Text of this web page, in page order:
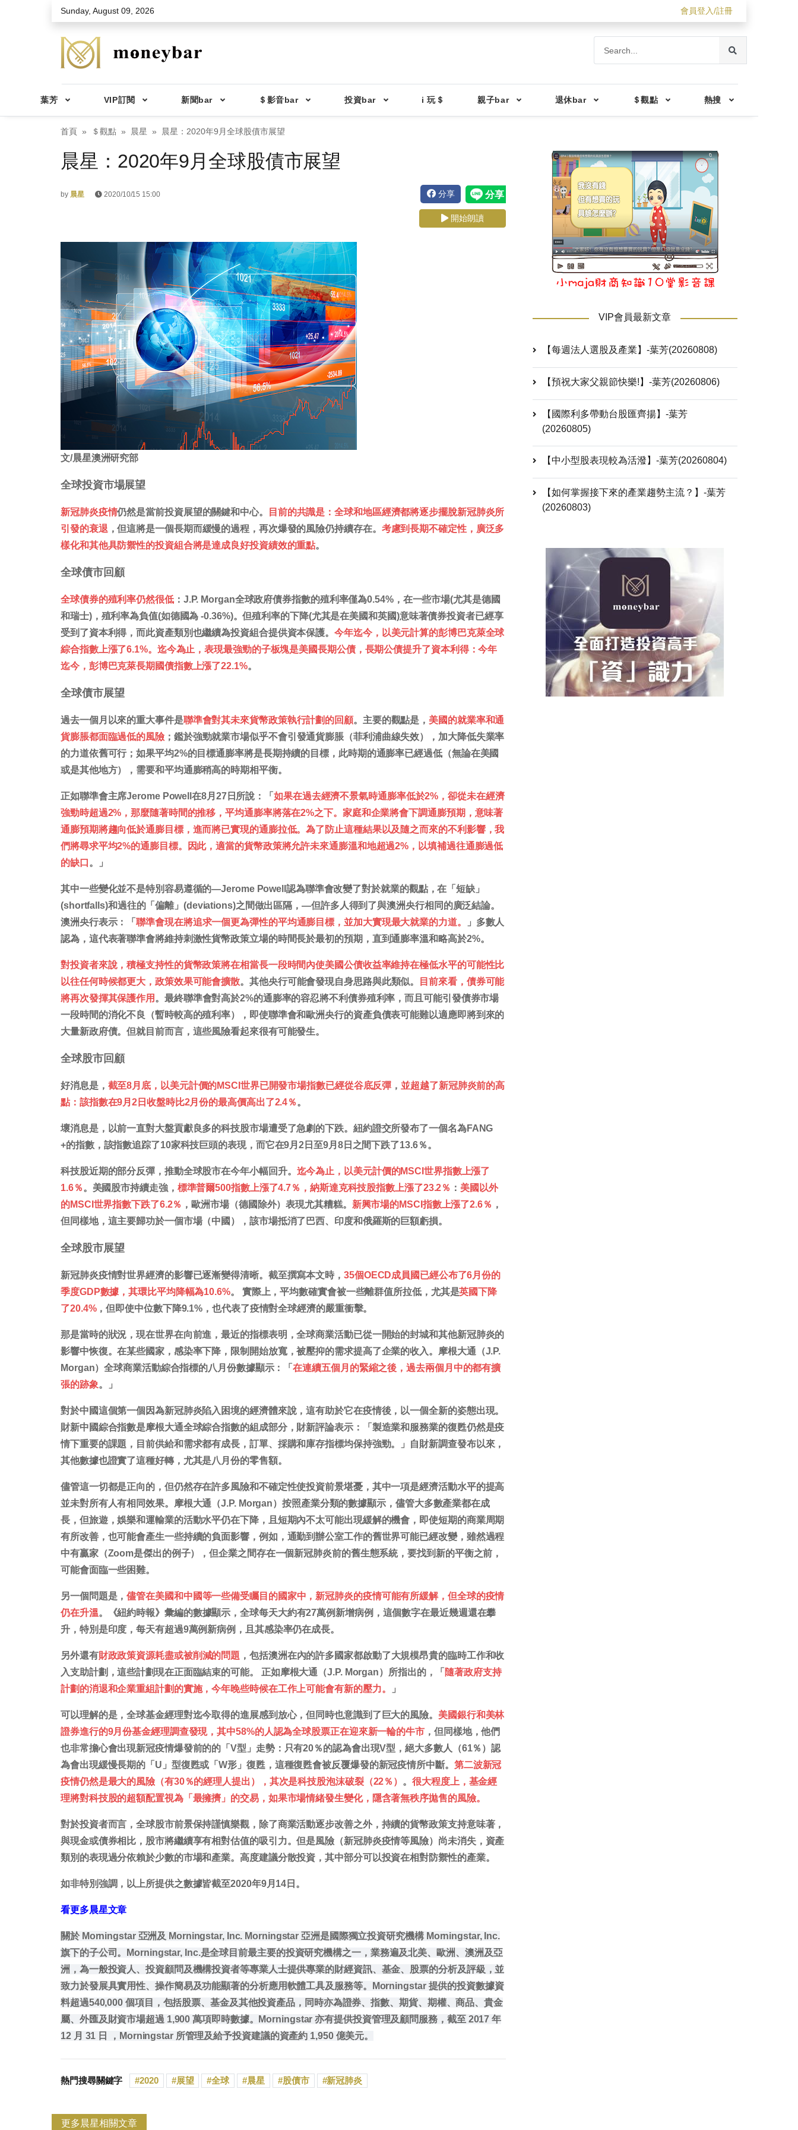
Skip to main contentSunday, August 09, 2026 會員登入/註冊
葉芳 VIP訂閱 新聞bar ＄影音bar 投資bar i 玩＄ 親子bar 退休bar ＄觀點 熱搜
首頁 ＄觀點 晨星 晨星：2020年9月全球股債市展望
晨星：2020年9月全球股債市展望
by 晨星 2020/10/15 15:00 分享
開始朗讀
文/晨星澳洲研究部
全球投資市場展望
新冠肺炎疫情仍然是當前投資展望的關鍵和中心。
目前的共識是：全球和地區經濟都將逐步擺脫新冠肺炎所
引發的衰退 ，但這將是一個長期而緩慢的過程，再次爆發的風險仍持續存在。 考慮到長期不確定性，廣泛多
樣化和其他具防禦性的投資組合將是達成良好投資績效的重點。
全球債市回顧
全球債券的殖利率仍然很低：J.P. Morgan全球政府債券指數的殖利率僅為0.54%，在一些市場(尤其是德國
和瑞士)，殖利率為負值(如德國為 -0.36%)。但殖利率的下降(尤其是在美國和英國)意味著債券投資者已經享
受到了資本利得，而此資產類別也繼續為投資組合提供資本保護。今年迄今，以美元計算的彭博巴克萊全球
綜合指數上漲了6.1%。迄今為止，表現最強勁的子板塊是美國長期公債，長期公債提升了資本利得：今年
迄今，彭博巴克萊長期國債指數上漲了22.1%。
全球債市展望
過去一個月以來的重大事件是聯準會對其未來貨幣政策執行計劃的回顧。主要的觀點是， 美國的就業率和通
貨膨脹都面臨過低的風險；鑑於強勁就業市場似乎不會引發通貨膨脹（菲利浦曲線失效），加大降低失業率
的力道依舊可行；如果平均2%的目標通膨率將是長期持續的目標，此時期的通膨率已經過低（無論在美國
或是其他地方），需要和平均通膨稍高的時期相平衡。
正如聯準會主席Jerome Powell在8月27日所說： 「如果在過去經濟不景氣時通膨率低於2%，卻從未在經濟
強勁時超過2%，那麼隨著時間的推移，平均通膨率將落在2%之下。家庭和企業將會下調通膨預期，意味著
通膨預期將趨向低於通膨目標，進而將已實現的通膨拉低。為了防止這種結果以及隨之而來的不利影響，我
們將尋求平均2%的通膨目標。因此，適當的貨幣政策將允許未來通膨溫和地超過2%，以填補過往通膨過低
的缺口 。」
其中一些變化並不是特別容易遵循的—Jerome Powell認為聯準會改變了對於就業的觀點，在「短缺」
(shortfalls)和過往的「偏離」(deviations)之間做出區隔，—但許多人得到了與澳洲央行相同的廣泛結論。
澳洲央行表示：
「聯準會現在將追求一個更為彈性的平均通膨目標，並加大實現最大就業的力道。
」多數人
認為，這代表著聯準會將維持刺激性貨幣政策立場的時間長於最初的預期，直到通膨率溫和略高於2%。
對投資者來說，積極支持性的貨幣政策將在相當長一段時間內使美國公債收益率維持在極低水平的可能性比
以往任何時候都更大，政策效果可能會擴散。其他央行可能會發現自身思路與此類似。
目前來看，債券可能
將再次發揮其保護作用 。最終聯準會對高於2%的通膨率的容忍將不利債券殖利率，而且可能引發債券市場
一段時間的消化不良（暫時較高的殖利率），即使聯準會和歐洲央行的資產負債表可能難以適應即將到來的
大量新政府債。但就目前而言，這些風險看起來很有可能發生。
全球股市回顧
好消息是， 截至8月底，以美元計價的MSCI世界已開發市場指數已經從谷底反彈 ， 並超越了新冠肺炎前的高
點：該指數在9月2日收盤時比2月份的最高價高出了2.4％ 。
壞消息是，以前一直對大盤貢獻良多的科技股市場遭受了急劇的下跌。紐約證交所發布了一個名為FANG
+的指數，該指數追踪了10家科技巨頭的表現，而它在9月2日至9月8日之間下跌了13.6％。
科技股近期的部分反彈，推動全球股市在今年小幅回升。 迄今為止，以美元計價的MSCI世界指數上漲了
1.6％ 。美國股市持續走強， 標準普爾500指數上漲了4.7％，納斯達克科技股指數上漲了23.2％ ： 美國以外
的MSCI世界指數下跌了6.2％ ，歐洲市場（德國除外）表現尤其糟糕。 新興市場的MSCI指數上漲了2.6％ ，
但同樣地，這主要歸功於一個市場（中國），該市場抵消了巴西、印度和俄羅斯的巨額虧損。
全球股市展望
新冠肺炎疫情對世界經濟的影響已逐漸變得清晰。截至撰寫本文時， 35個OECD成員國已經公布了6月份的
季度GDP數據，其環比平均降幅為10.6%。 實際上，平均數確實會被一些離群值所拉低，尤其是英國下降
了20.4%，但即使中位數下降9.1%，也代表了疫情對全球經濟的嚴重衝擊。
那是當時的狀況，現在世界在向前進，最近的指標表明，全球商業活動已從一開始的封城和其他新冠肺炎的
影響中恢復。在某些國家，感染率下降，限制開始放寬，被壓抑的需求提高了企業的收入。 摩根大通（J.P.
Morgan）全球商業活動綜合指標的八月份數據顯示：
「在連續五個月的緊縮之後，過去兩個月中的都有擴
張的跡象。」
對於中國這個第一個因為新冠肺炎陷入困境的經濟體來說，這有助於它在疫情後，以一個全新的姿態出現。
財新中國綜合指數是摩根大通全球綜合指數的組成部分，財新評論表示：「製造業和服務業的復甦仍然是疫
情下重要的課題，目前供給和需求都有成長，訂單、採購和庫存指標均保持強勁。」自財新調查發布以來，
其他數據也證實了這種好轉，尤其是八月份的零售額。
儘管這一切都是正向的，但仍然存在許多風險和不確定性使投資前景堪憂，其中一項是經濟活動水平的提高
並未對所有人有相同效果。摩根大通（J.P. Morgan）按照產業分類的數據顯示，儘管大多數產業都在成
長，但旅遊，娛樂和運輸業的活動水平仍在下降，且短期內不太可能出現緩解的機會，即使短期的商業周期
有所改善，也可能會產生一些持續的負面影響，例如，通勤到辦公室工作的舊世界可能已經改變，雖然過程
中有贏家（Zoom是傑出的例子），但企業之間存在一個新冠肺炎前的舊生態系統，要找到新的平衡之前，
可能會面臨一些困難。
另一個問題是，儘管在美國和中國等一些備受矚目的國家中，新冠肺炎的疫情可能有所緩解，但全球的疫情
仍在升溫。《紐約時報》彙編的數據顯示，全球每天大約有27萬例新增病例，這個數字在最近幾週還在攀
升，特別是印度，每天有超過9萬例新病例，且其感染率仍在成長。
另外還有財政政策資源耗盡或被削減的問題 ，包括澳洲在內的許多國家都啟動了大規模昂貴的臨時工作和收
入支助計劃，這些計劃現在正面臨結束的可能。 正如摩根大通（J.P. Morgan）所指出的，「 隨著政府支持
計劃的消退和企業重組計劃的實施，今年晚些時候在工作上可能會有新的壓力。
」
可以理解的是，全球基金經理對迄今取得的進展感到放心，但同時也意識到了巨大的風險。 美國銀行和美林
證券進行的9月份基金經理調查發現，其中58%的人認為全球股票正在迎來新一輪的牛市 ，但同樣地，他們
也非常擔心會出現新冠疫情爆發前的的「V型」走勢：只有20％的認為會出現V型，絕大多數人（61％）認
為會出現緩慢長期的「U」型復甦或「W形」復甦，這種復甦會被反覆爆發的新冠疫情所中斷。 第二波新冠
疫情仍然是最大的風險（有30％的經理人提出），其次是科技股泡沫破裂（22％）
。很大程度上，基金經
理將對科技股的超額配置視為「最擁擠」的交易，如果市場情緒發生變化，隱含著無秩序拋售的風險。
對於投資者而言，全球股市前景保持謹慎樂觀，除了商業活動逐步改善之外，持續的貨幣政策支持意味著，
與現金或債券相比，股市將繼續享有相對估值的吸引力。但是風險（新冠肺炎疫情等風險）尚未消失，資產
類別的表現過分依賴於少數的市場和產業。高度建議分散投資，其中部分可以投資在相對防禦性的產業。
如非特別強調，以上所提供之數據皆截至2020年9月14日。
看更多晨星文章
關於 Morningstar 亞洲及 Morningstar, Inc. Morningstar 亞洲是國際獨立投資研究機構 Morningstar, Inc.
旗下的子公司。Morningstar, Inc.是全球目前最主要的投資研究機構之一，業務遍及北美、歐洲、澳洲及亞
洲，為一般投資人、投資顧問及機構投資者等專業人士提供專業的財經資訊、基金、股票的分析及評級，並
致力於發展具實用性、操作簡易及功能顯著的分析應用軟體工具及服務等。Morningstar 提供的投資數據資
料超過540,000 個項目，包括股票、基金及其他投資產品，同時亦為證券、指數、期貨、期權、商品、貴金
屬、外匯及財資市場超過 1,900 萬項即時數據。Morningstar 亦有提供投資管理及顧問服務，截至 2017 年
12 月 31 日 ，Morningstar 所管理及給予投資建議的資產約 1,950 億美元。
熱門搜尋關鍵字 2020 展望 全球 晨星 股債市 新冠肺炎
VIP會員最新文章
【每週法人選股及產業】-葉芳(20260808)
【預祝大家父親節快樂!】-葉芳(20260806)
【國際利多帶動台股匯齊揚】-葉芳
(20260805)
【中小型股表現較為活潑】-葉芳(20260804)
【如何掌握接下來的產業趨勢主流？】-葉芳
(20260803)
更多晨星相關文章